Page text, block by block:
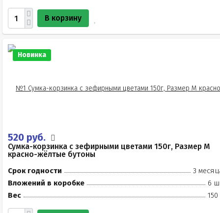
В корзину
Новинка
520 руб.
Сумка-корзинка с зефирными цветами 150г, Размер М
красно-жёлтые бутоны
Срок годности
3
Вложений в коробке
6
Вес
150